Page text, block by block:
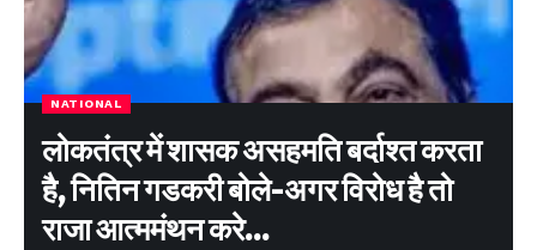
NATIONAL
लोकतंत्र में शासक असहमति बर्दाश्त करता
है, नितिन गडकरी बोले-अगर विरोध है तो
राजा आत्ममंथन करे…